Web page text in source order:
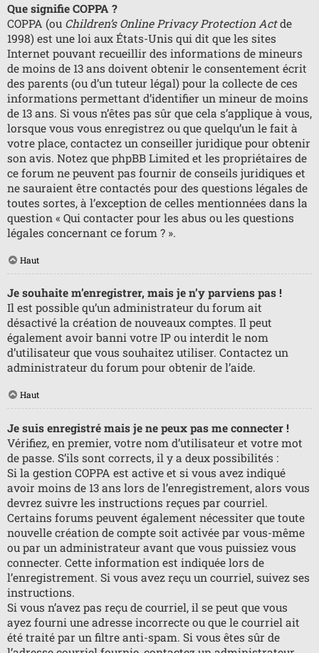
Que signifie COPPA ?
COPPA (ou Children’s Online Privacy Protection Actde
1998) est une loi aux États-Unis qui dit que les sites
Internet pouvant recueillir des informations de mineurs
de moins de 13 ans doivent obtenir le consentement écrit
des parents (ou d’un tuteur légal) pour la collecte de ces
informations permettant d’identifier un mineur de moins
de 13 ans. Si vous n’êtes pas sûr que cela s’applique à vous,
lorsque vous vous enregistrez ou que quelqu’un le fait à
votre place, contactez un conseiller juridique pour obtenir
son avis. Notez que phpBB Limited et les propriétaires de
ce forum ne peuvent pas fournir de conseils juridiques et
ne sauraient être contactés pour des questions légales de
toutes sortes, à l’exception de celles mentionnées dans la
question « Qui contacter pour les abus ou les questions
légales concernant ce forum ? ».
Haut
Je souhaite m’enregistrer, mais je n’y parviens pas !
Il est possible qu’un administrateur du forum ait
désactivé la création de nouveaux comptes. Il peut
également avoir banni votre IP ou interdit le nom
d’utilisateur que vous souhaitez utiliser. Contactez un
administrateur du forum pour obtenir de l’aide.
Haut
Je suis enregistré mais je ne peux pas me connecter !
Vérifiez, en premier, votre nom d’utilisateur et votre mot
de passe. S’ils sont corrects, il y a deux possibilités :
Si la gestion COPPA est active et si vous avez indiqué
avoir moins de 13 ans lors de l’enregistrement, alors vous
devrez suivre les instructions reçues par courriel.
Certains forums peuvent également nécessiter que toute
nouvelle création de compte soit activée par vous-même
ou par un administrateur avant que vous puissiez vous
connecter. Cette information est indiquée lors de
l’enregistrement. Si vous avez reçu un courriel, suivez ses
instructions.
Si vous n’avez pas reçu de courriel, il se peut que vous
ayez fourni une adresse incorrecte ou que le courriel ait
été traité par un filtre anti-spam. Si vous êtes sûr de